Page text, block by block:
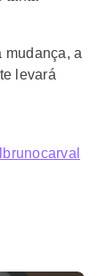
mudança, a
levará